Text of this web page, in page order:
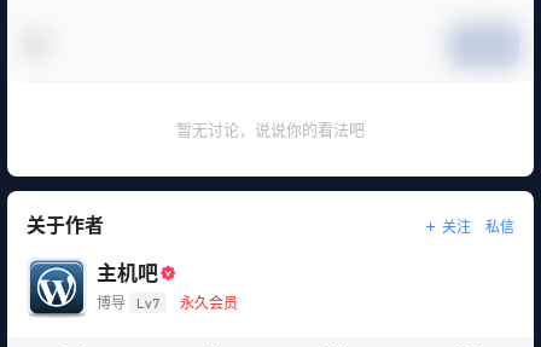
暂无讨论，说说你的看法吧
关于作者 关注 私信
主机吧
博导 Lv7 永久会员